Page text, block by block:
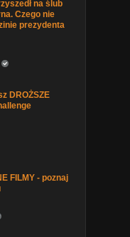
na ślub
Czego nie
prezydenta
DROŻSZE
FILMY - poznaj